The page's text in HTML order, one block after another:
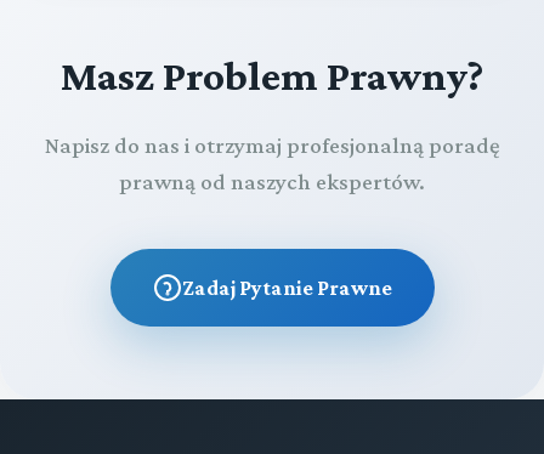
Masz Problem Prawny?
Napisz do nas i otrzymaj profesjonalną poradę
prawną od naszych ekspertów.
Zadaj Pytanie Prawne